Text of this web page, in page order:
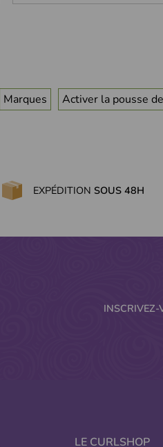
Marques Activer la pousse
EXPÉDITION SOUS 48H
LE CURLSHOP